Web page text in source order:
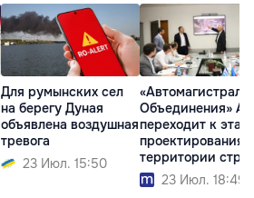
Для румынских сел
на берегу Дуная
объявлена воздушная
тревога
23 Июл. 15:50
«Автомагистраль
Объединения» A8
переходит к
проектирования
территории
23 Июл. 18:49